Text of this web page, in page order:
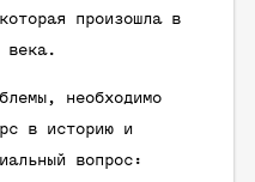
произошла в
века.
необходимо
в историю и
вопрос: